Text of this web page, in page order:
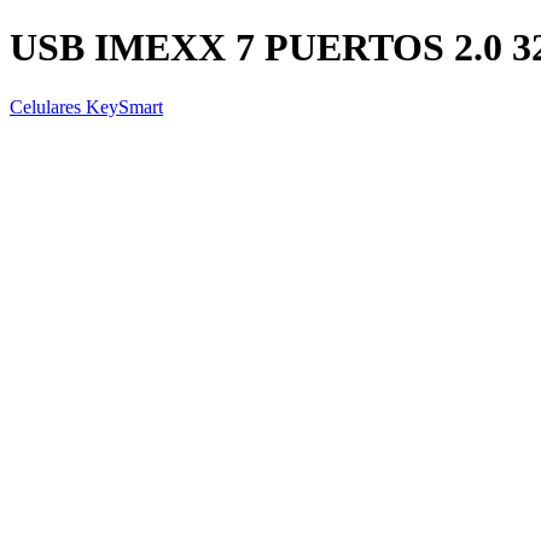
USB IMEXX 7 PUERTOS 2.0
Celulares KeySmart